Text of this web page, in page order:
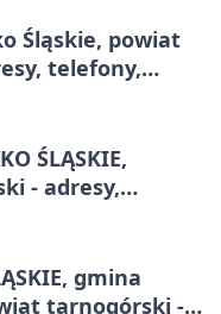
Śląskie, powiat
telefony,
ŚLĄSKIE,
- adresy,
gmina
tarnogórski -